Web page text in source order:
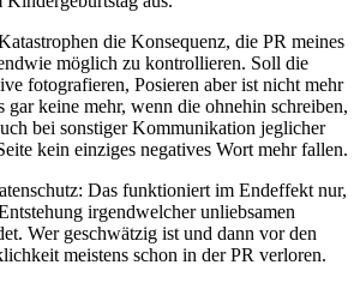
die Konsequenz, die PR meines
möglich zu kontrollieren. Soll die
fotografieren, Posieren aber ist nicht mehr
keine mehr, wenn die ohnehin schreiben,
bei sonstiger Kommunikation jeglicher
kein einziges negatives Wort mehr fallen.
Das funktioniert im Endeffekt nur,
irgendwelcher unliebsamen
Wer geschwätzig ist und dann vor den
meistens schon in der PR verloren.